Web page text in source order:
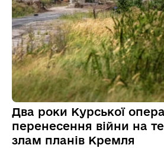
Два роки Курської
перенесення війни на
злам планів Кремля